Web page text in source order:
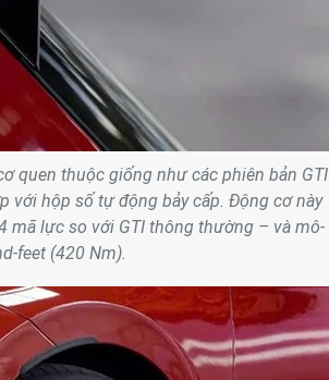
quen thuộc giống như các phiên bản GTI
với hộp số tự động bảy cấp. Động cơ này
mã lực so với GTI thông thường – và mô-
feet (420 Nm).